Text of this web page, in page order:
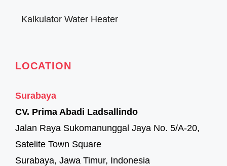
Kalkulator Water Heater
LOCATION
Surabaya
CV. Prima Abadi Ladsallindo
Jalan Raya Sukomanunggal Jaya No. 5/A-20,
Satelite Town Square
Surabaya, Jawa Timur, Indonesia